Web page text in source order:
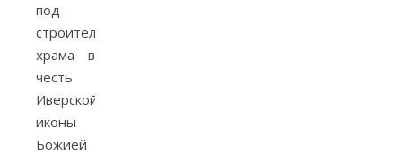
под
строительство
храма в
честь
Иверской
иконы
Божией